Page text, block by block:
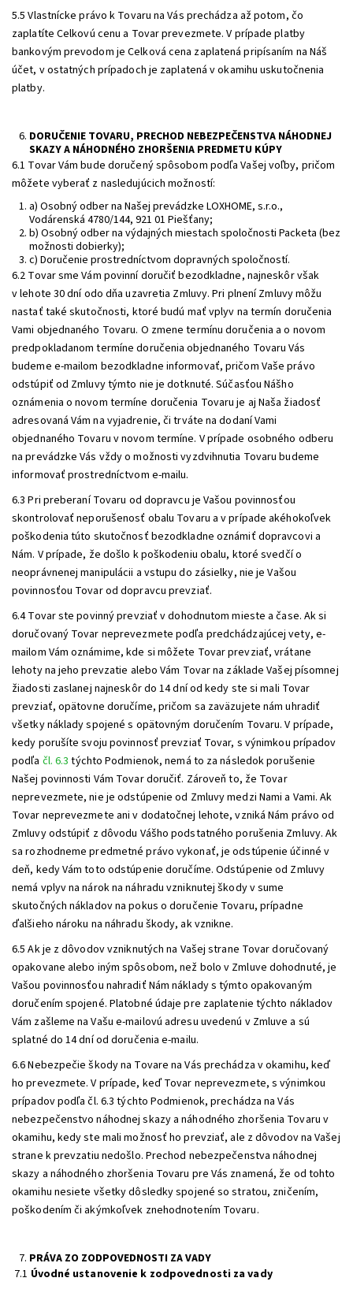
5.5 Vlastnícke právo k Tovaru na Vás prechádza až potom, čo
zaplatíte Celkovú cenu a Tovar prevezmete. V prípade platby
bankovým prevodom je Celková cena zaplatená pripísaním na Náš
účet, v ostatných prípadoch je zaplatená v okamihu uskutočnenia
platby.
DORUČENIE TOVARU, PRECHOD NEBEZPEČENSTVA NÁHODNEJ
SKAZY A NÁHODNÉHO ZHORŠENIA PREDMETU KÚPY
6.1 Tovar Vám bude doručený spôsobom podľa Vašej voľby, pričom
môžete vyberať z nasledujúcich možností:
a) Osobný odber na Našej prevádzke LOXHOME, s.r.o.,
Vodárenská 4780/144, 921 01 Piešťany;
b) Osobný odber na výdajných miestach spoločnosti Packeta (bez
možnosti dobierky);
c) Doručenie prostredníctvom dopravných spoločností.
6.2 Tovar sme Vám povinní doručiť bezodkladne, najneskôr však
v lehote 30 dní odo dňa uzavretia Zmluvy. Pri plnení Zmluvy môžu
nastať také skutočnosti, ktoré budú mať vplyv na termín doručenia
Vami objednaného Tovaru. O zmene termínu doručenia a o novom
predpokladanom termíne doručenia objednaného Tovaru Vás
budeme e-mailom bezodkladne informovať, pričom Vaše právo
odstúpiť od Zmluvy týmto nie je dotknuté. Súčasťou Nášho
oznámenia o novom termíne doručenia Tovaru je aj Naša žiadosť
adresovaná Vám na vyjadrenie, či trváte na dodaní Vami
objednaného Tovaru v novom termíne. V prípade osobného odberu
na prevádzke Vás vždy o možnosti vyzdvihnutia Tovaru budeme
informovať prostredníctvom e-mailu.
6.3 Pri preberaní Tovaru od dopravcu je Vašou povinnosťou
skontrolovať neporušenosť obalu Tovaru a v prípade akéhokoľvek
poškodenia túto skutočnosť bezodkladne oznámiť dopravcovi a
Nám. V prípade, že došlo k poškodeniu obalu, ktoré svedčí o
neoprávnenej manipulácii a vstupu do zásielky, nie je Vašou
povinnosťou Tovar od dopravcu prevziať.
6.4 Tovar ste povinný prevziať v dohodnutom mieste a čase. Ak si
doručovaný Tovar neprevezmete podľa predchádzajúcej vety, e-
mailom Vám oznámime, kde si môžete Tovar prevziať, vrátane
lehoty na jeho prevzatie alebo Vám Tovar na základe Vašej písomnej
žiadosti zaslanej najneskôr do 14 dní od kedy ste si mali Tovar
prevziať, opätovne doručíme, pričom sa zaväzujete nám uhradiť
všetky náklady spojené s opätovným doručením Tovaru. V prípade,
kedy porušíte svoju povinnosť prevziať Tovar, s výnimkou prípadov
podľa čl. 6.3týchto Podmienok, nemá to za následok porušenie
Našej povinnosti Vám Tovar doručiť. Zároveň to, že Tovar
neprevezmete, nie je odstúpenie od Zmluvy medzi Nami a Vami. Ak
Tovar neprevezmete ani v dodatočnej lehote, vzniká Nám právo od
Zmluvy odstúpiť z dôvodu Vášho podstatného porušenia Zmluvy. Ak
sa rozhodneme predmetné právo vykonať, je odstúpenie účinné v
deň, kedy Vám toto odstúpenie doručíme. Odstúpenie od Zmluvy
nemá vplyv na nárok na náhradu vzniknutej škody v sume
skutočných nákladov na pokus o doručenie Tovaru, prípadne
ďalšieho nároku na náhradu škody, ak vznikne.
6.5 Ak je z dôvodov vzniknutých na Vašej strane Tovar doručovaný
opakovane alebo iným spôsobom, než bolo v Zmluve dohodnuté, je
Vašou povinnosťou nahradiť Nám náklady s týmto opakovaným
doručením spojené. Platobné údaje pre zaplatenie týchto nákladov
Vám zašleme na Vašu e-mailovú adresu uvedenú v Zmluve a sú
splatné do 14 dní od doručenia e-mailu.
6.6 Nebezpečie škody na Tovare na Vás prechádza v okamihu, keď
ho prevezmete. V prípade, keď Tovar neprevezmete, s výnimkou
prípadov podľa čl. 6.3 týchto Podmienok, prechádza na Vás
nebezpečenstvo náhodnej skazy a náhodného zhoršenia Tovaru v
okamihu, kedy ste mali možnosť ho prevziať, ale z dôvodov na Vašej
strane k prevzatiu nedošlo. Prechod nebezpečenstva náhodnej
skazy a náhodného zhoršenia Tovaru pre Vás znamená, že od tohto
okamihu nesiete všetky dôsledky spojené so stratou, zničením,
poškodením či akýmkoľvek znehodnotením Tovaru.
PRÁVA ZO ZODPOVEDNOSTI ZA VADY
7.1 Úvodné ustanovenie k zodpovednosti za vady